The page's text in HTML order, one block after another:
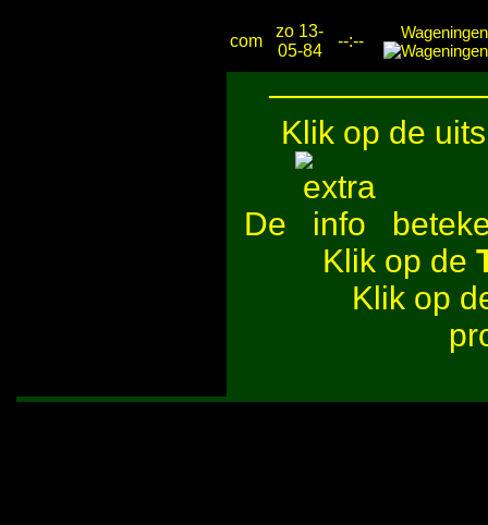
com
zo 13-
05-84
--:--
Klik op de
De
Klik op de
Klik op